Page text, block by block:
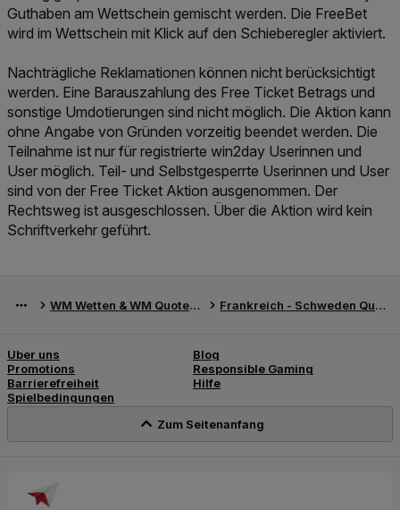
Guthaben am Wettschein gemischt werden. Die FreeBet
wird im Wettschein mit Klick auf den Schieberegler aktiviert.
Nachträgliche Reklamationen können nicht berücksichtigt
werden. Eine Barauszahlung des Free Ticket Betrags und
sonstige Umdotierungen sind nicht möglich. Die Aktion kann
ohne Angabe von Gründen vorzeitig beendet werden. Die
Teilnahme ist nur für registrierte win2day Userinnen und
User möglich. Teil- und Selbstgesperrte Userinnen und User
sind von der Free Ticket Aktion ausgenommen. Der
Rechtsweg ist ausgeschlossen. Über die Aktion wird kein
Schriftverkehr geführt.